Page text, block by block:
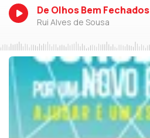
De Olhos Bem Fechados
Rui Alves de Sousa